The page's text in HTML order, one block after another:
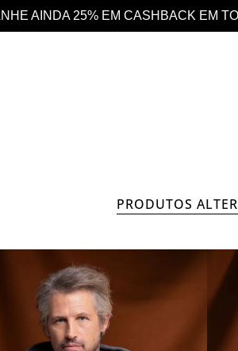
AS COMPRAS
PRODUTOS